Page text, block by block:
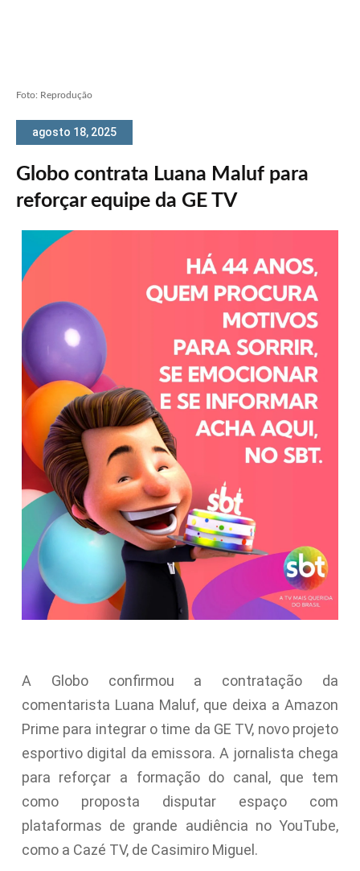
Foto: Reprodução
agosto 18, 2025
Globo contrata Luana Maluf para
reforçar equipe da GE TV
A Globo confirmou a contratação da
comentarista Luana Maluf, que deixa a Amazon
Prime para integrar o time da GE TV, novo projeto
esportivo digital da emissora. A jornalista chega
para reforçar a formação do canal, que tem
como proposta disputar espaço com
plataformas de grande audiência no YouTube,
como a Cazé TV, de Casimiro Miguel.